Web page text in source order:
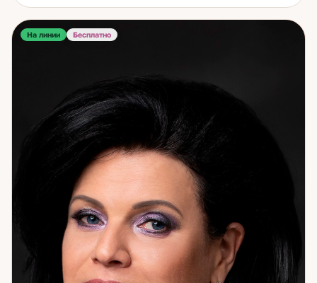
способность видеть то, что большинство не замечает. На
консультации я работаю с корнем, а не с симптомами.
Через ясновидение я считываю глубинную причину
расклад, а прямое восприятие. После считывания —
восстановление состояния. Я работаю через
космоэнергетику и джайна-йогу: убираю деструктивные
влияния, восстанавливаю внутренний ресурс, выстраиваю
то, что было нарушено. Это затрагивает отношения,
финансовый поток, общее самоощущение — в зависимости
от запроса. Работаю дистанционно — расстояние не
влияет на качество работы. Если вы чувствуете, что что-то
давит извне или что ситуация никак не сдвигается с места
— я готова к разговору.
На линии Бесплатно